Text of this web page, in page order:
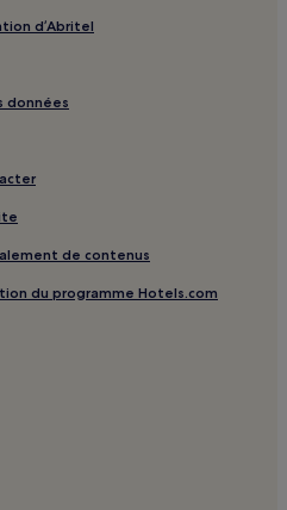
friendly
friendly
d’Abritel
données
de contenus
du programme Hotels.com